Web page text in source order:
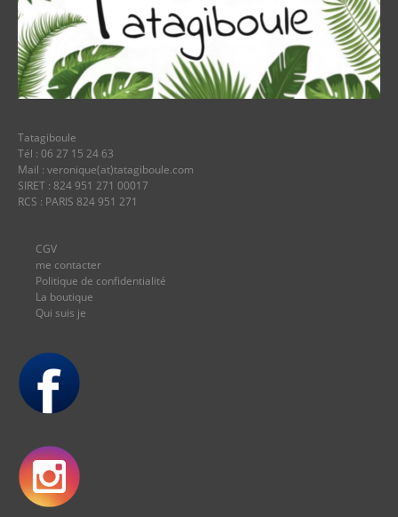
Tatagiboule
Tél : 06 27 15 24 63
Mail : veronique(at)tatagiboule.com
SIRET : 824 951 271 00017
RCS : PARIS 824 951 271
CGV
me contacter
Politique de confidentialité
La boutique
Qui suis je